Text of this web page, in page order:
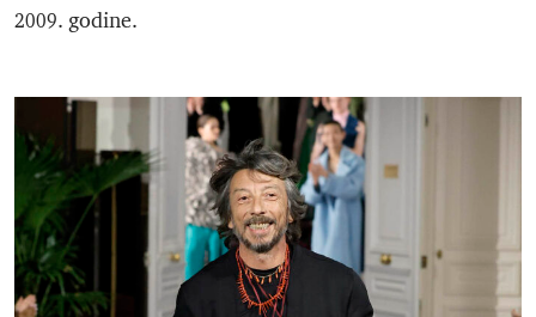
2009. godine.